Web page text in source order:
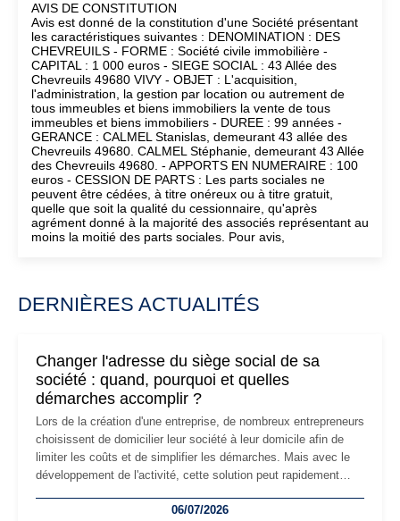
AVIS DE CONSTITUTION
Avis est donné de la constitution d'une Société présentant
les caractéristiques suivantes : DENOMINATION : DES
CHEVREUILS - FORME : Société civile immobilière -
CAPITAL : 1 000 euros - SIEGE SOCIAL : 43 Allée des
Chevreuils 49680 VIVY - OBJET : L'acquisition,
l'administration, la gestion par location ou autrement de
tous immeubles et biens immobiliers la vente de tous
immeubles et biens immobiliers - DUREE : 99 années -
GERANCE : CALMEL Stanislas, demeurant 43 allée des
Chevreuils 49680. CALMEL Stéphanie, demeurant 43 Allée
des Chevreuils 49680. - APPORTS EN NUMERAIRE : 100
euros - CESSION DE PARTS : Les parts sociales ne
peuvent être cédées, à titre onéreux ou à titre gratuit,
quelle que soit la qualité du cessionnaire, qu'après
agrément donné à la majorité des associés représentant au
moins la moitié des parts sociales. Pour avis,
DERNIÈRES ACTUALITÉS
Changer l'adresse du siège social de sa
société : quand, pourquoi et quelles
démarches accomplir ?
Lors de la création d'une entreprise, de nombreux entrepreneurs
choisissent de domicilier leur société à leur domicile afin de
limiter les coûts et de simplifier les démarches. Mais avec le
développement de l'activité, cette solution peut rapidement
professionnels, recrutement, image de marque… Le
06/07/2026